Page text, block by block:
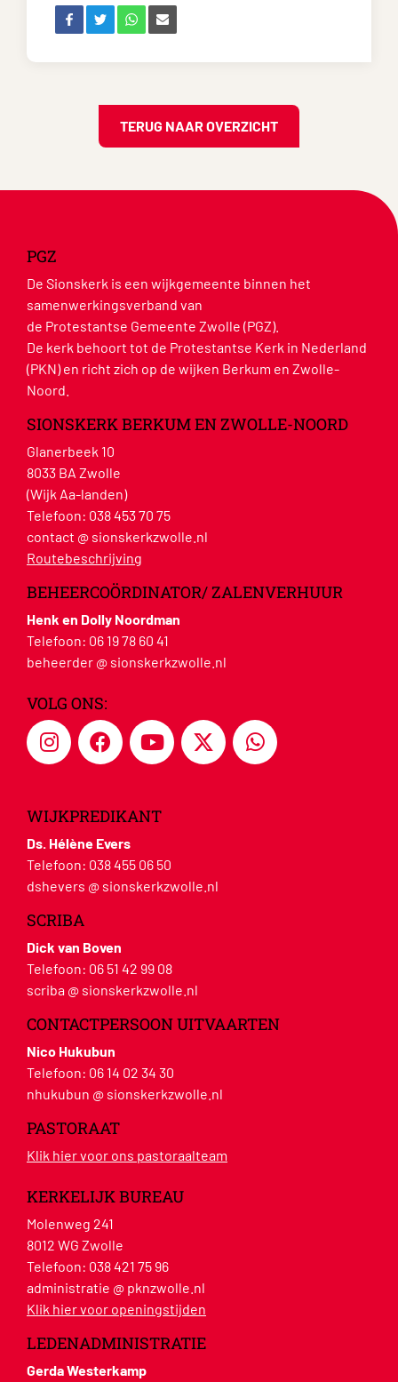
TERUG NAAR OVERZICHT
PGZ
De Sionskerk is een wijkgemeente binnen het
samenwerkingsverband van
de Protestantse Gemeente Zwolle (PGZ).
De kerk behoort tot de Protestantse Kerk in Nederland
(PKN) en richt zich op de wijken Berkum en Zwolle-
Noord.
SIONSKERK BERKUM EN ZWOLLE-NOORD
Glanerbeek 10
8033 BA Zwolle
(Wijk Aa-landen)
Telefoon: 038 453 70 75
contact @ sionskerkzwolle.nl
Routebeschrijving
BEHEERCOÖRDINATOR/ ZALENVERHUUR
Henk en Dolly Noordman
Telefoon: 06 19 78 60 41
beheerder @ sionskerkzwolle.nl
VOLG ONS:
WIJKPREDIKANT
Ds. Hélène Evers
Telefoon: 038 455 06 50
dshevers @ sionskerkzwolle.nl
SCRIBA
Dick van Boven
Telefoon: 06 51 42 99 08
scriba @ sionskerkzwolle.nl
CONTACTPERSOON UITVAARTEN
Nico Hukubun
Telefoon: 06 14 02 34 30
nhukubun @ sionskerkzwolle.nl
PASTORAAT
Klik hier voor ons pastoraalteam
KERKELIJK BUREAU
Molenweg 241
8012 WG Zwolle
Telefoon: 038 421 75 96
administratie @ pknzwolle.nl
Klik hier voor openingstijden
LEDENADMINISTRATIE
Gerda Westerkamp